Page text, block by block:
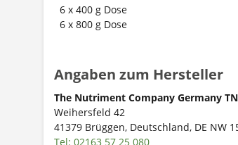
6 x 400 g Dose
6 x 800 g Dose
Angaben zum Hersteller
The Nutriment Company Germany
Weihersfeld 42
41379 Brüggen, Deutschland, DE NW
Tel: 02163 57 25 080